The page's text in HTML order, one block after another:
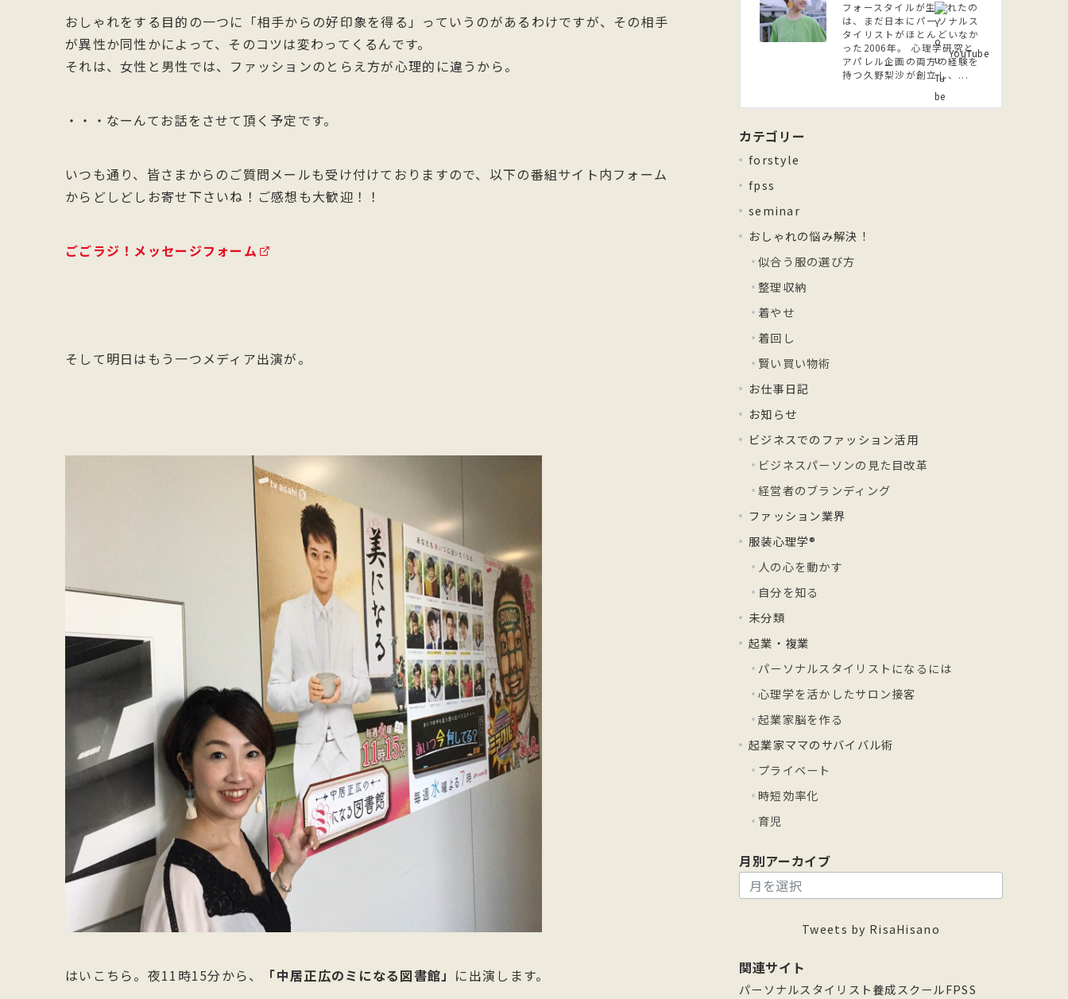
おしゃれをする目的の一つに「相手からの好印象を得る」っていうのがあるわけですが、その相手
が異性か同性かによって、そのコツは変わってくるんです。
それは、女性と男性では、ファッションのとらえ方が心理的に違うから。
・・・なーんてお話をさせて頂く予定です。
いつも通り、皆さまからのご質問メールも受け付けておりますので、以下の番組サイト内フォーム
からどしどしお寄せ下さいね！ご感想も大歓迎！！
ごごラジ！メッセージフォーム
そして明日はもう一つメディア出演が。
はいこちら。夜11時15分から、 「中居正広のミになる図書館」 に出演します。
フォースタイルが生まれたの
は、まだ日本にパーソナルス
タイリストがほとんどいなか
った2006年。 ⼼理学研究と
アパレル企画の両方の経験を
持つ久野梨沙が創立し、...
YouTube
カテゴリー
forstyle
fpss
seminar
おしゃれの悩み解決！
似合う服の選び方
整理収納
着やせ
着回し
賢い買い物術
お仕事日記
お知らせ
ビジネスでのファッション活用
ビジネスパーソンの見た目改革
経営者のブランディング
ファッション業界
服装心理学®
人の心を動かす
自分を知る
未分類
起業・複業
パーソナルスタイリストになるには
心理学を活かしたサロン接客
起業家脳を作る
起業家ママのサバイバル術
プライベート
時短効率化
育児
月別アーカイブ
カ
イ
Tweets by RisaHisano
関連サイト
パーソナルスタイリスト養成スクールFPSS